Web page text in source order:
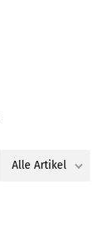
Alle Artikel